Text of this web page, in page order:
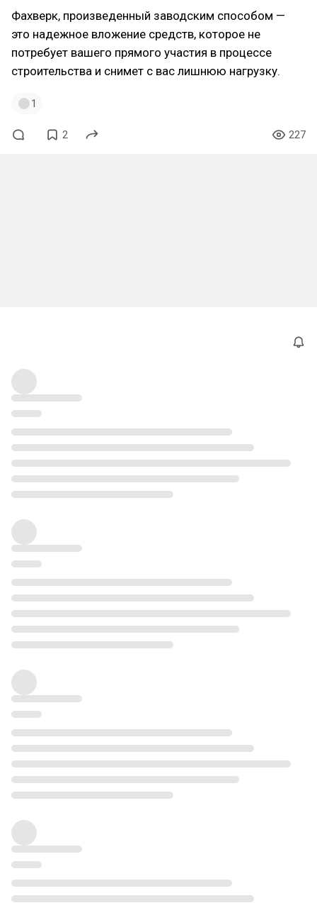
Фахверк, произведенный заводским способом —
это надежное вложение средств, которое не
потребует вашего прямого участия в процессе
строительства и снимет с вас лишнюю нагрузку.
1
2 227